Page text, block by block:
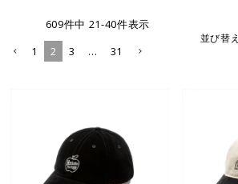
並び替え
609件中 21-40件表示
1
2 3 … 31